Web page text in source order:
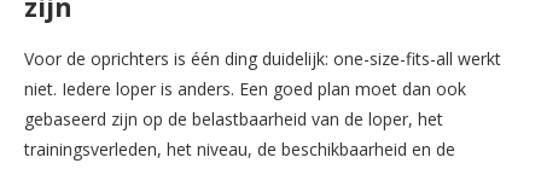
Voor de oprichters is één ding duidelijk: one-size-fits-all werkt
niet. Iedere loper is anders. Een goed plan moet dan ook
gebaseerd zijn op de belastbaarheid van de loper, het
trainingsverleden, het niveau, de beschikbaarheid en de